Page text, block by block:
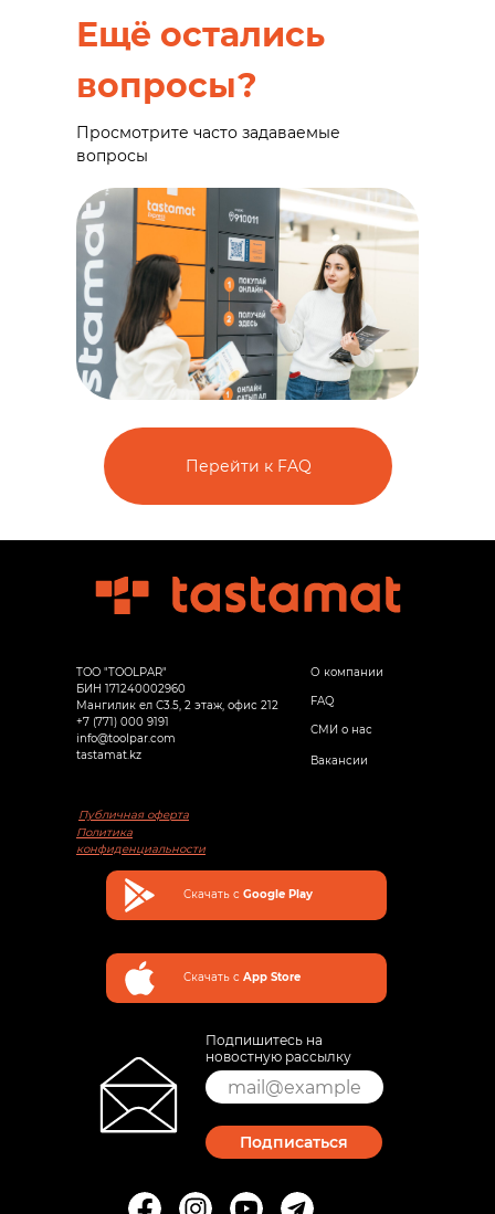
Ещё остались
вопросы?
Просмотрите часто задаваемые
вопросы
Перейти к FAQ
Скачать с App Store
Скачать с Google Play
О компании
FAQ
СМИ о нас
Вакансии
Подпишитесь на
новостную рассылку
Подписаться
TOO "TOOLPAR"
БИН 171240002960
Мангилик ел С3.5, 2 этаж, офис 212
+7 (771) 000 9191
info@toolpar.com
tastamat.kz
Публичная оферта
Политика
конфиденциальности